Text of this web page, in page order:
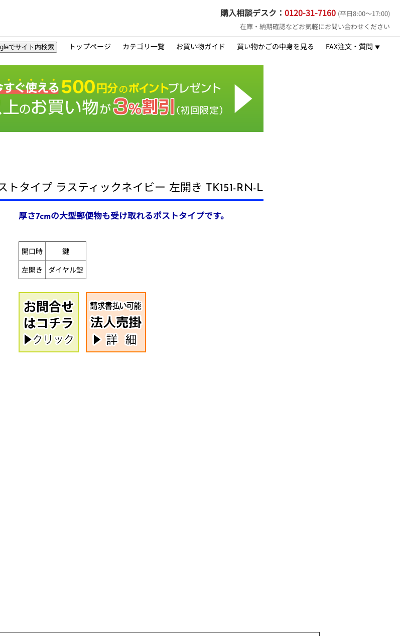
購入相談デスク： 0120-31-7160 (平日8:00～17:00)
在庫・納期確認などお気軽にお問い合わせください
トップページ カテゴリ一覧 お買い物ガイド 買い物かごの中身を見る FAX注文・質問
トタイプ ラスティックネイビー 左開き TK151-RN-L
厚さ7cmの大型郵便物も受け取れるポストタイプです。
開口時
鍵
左開き
ダイヤル錠